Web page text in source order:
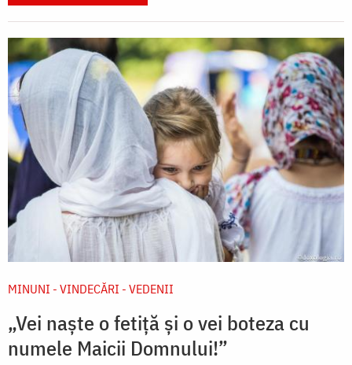
MINUNI - VINDECĂRI - VEDENII
„Vei naște o fetiță și o vei boteza cu
numele Maicii Domnului!”